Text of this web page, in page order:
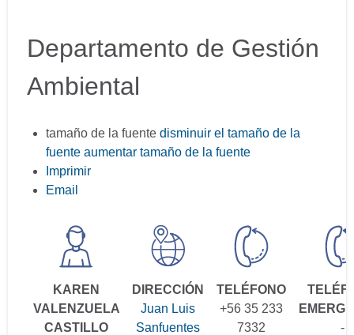
Departamento de Gestión
Ambiental
tamaño de la fuente disminuir el tamaño de la
fuente aumentar tamaño de la fuente
Imprimir
Email
KAREN
VALENZUELA
CASTILLO
DIRECCIÓN
Juan Luis
Sanfuentes
TELÉFONO
+56 35 233
7332
-